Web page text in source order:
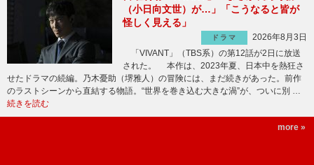
（小日向文世）が…」「こうなると皆が
怪しく見える」
ドラマ
2026年8月3日
「VIVANT」（TBS系）の第12話が2日に放送
された。 本作は、2023年夏、日本中を熱狂さ
せたドラマの続編。乃木憂助（堺雅人）の冒険には、まだ続きがあった。前作
のラストシーンから直結する物語。“世界を巻き込む大きな渦”が、ついに別 …
続きを読む
more »